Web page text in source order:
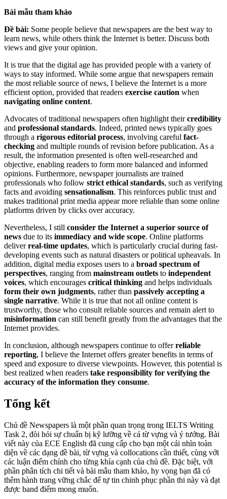
Bài mẫu tham khảo
Đề bài: Some people believe that newspapers are the best way to
learn news, while others think the Internet is better. Discuss both
views and give your opinion.
It is true that the digital age has provided people with a variety of
ways to stay informed. While some argue that newspapers remain
the most reliable source of news, I believe the Internet is a more
efficient option, provided that readers exercise caution when
navigating online content.
Advocates of traditional newspapers often highlight theircredibility
and professional standards. Indeed, printed news typically goes
through a rigorous editorial process, involving careful fact-
checking and multiple rounds of revision before publication. As a
result, the information presented is often well-researched and
objective, enabling readers to form more balanced and informed
opinions. Furthermore, newspaper journalists are trained
professionals who follow strict ethical standards, such as verifying
facts and avoiding sensationalism. This reinforces public trust and
makes traditional print media appear more reliable than some online
platforms driven by clicks over accuracy.
Nevertheless, I still consider the Internet a superior source of
news due to its immediacy and wide scope. Online platforms
deliverreal-time updates, which is particularly crucial during fast-
developing events such as natural disasters or political upheavals. In
addition, digital media exposes users to a broad spectrum of
perspectives, ranging from mainstream outlets to independent
voices, which encourages critical thinking and helps individuals
form their own judgments, rather than passively accepting a
single narrative. While it is true that not all online content is
trustworthy, those who consult reliable sources and remain alert to
misinformation can still benefit greatly from the advantages that the
Internet provides.
In conclusion, although newspapers continue to offerreliable
reporting, I believe the Internet offers greater benefits in terms of
speed and exposure to diverse viewpoints. However, this potential is
best realized when readers take responsibility for verifying the
accuracy of the information they consume.
Tổng kết
Chủ đề Newspapers là một phần quan trọng trong IELTS Writing
Task 2, đòi hỏi sự chuẩn bị kỹ lưỡng về cả từ vựng và ý tưởng. Bài
viết này của ECE English đã cung cấp cho bạn một cái nhìn toàn
diện về các dạng đề bài, từ vựng và collocations cần thiết, cùng với
các luận điểm chính cho từng khía cạnh của chủ đề. Đặc biệt, với
phần phân tích chi tiết và bài mẫu tham khảo, hy vọng bạn đã có
thêm hành trang vững chắc để tự tin chinh phục phần thi này và đạt
được band điểm mong muốn.